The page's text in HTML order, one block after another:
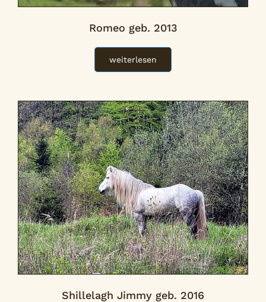
Romeo geb. 2013
weiterlesen
Shillelagh Jimmy geb. 2016